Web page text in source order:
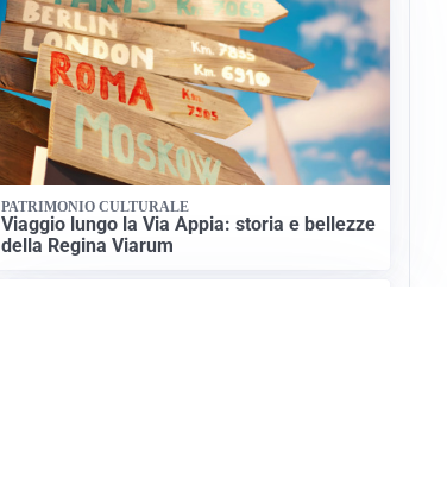
PATRIMONIO CULTURALE
Viaggio lungo la Via Appia: storia e bellezze
della Regina Viarum